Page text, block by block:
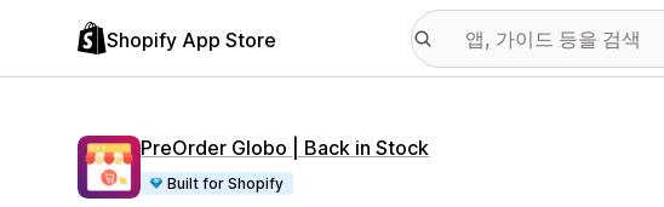
Shopify App Store
PreOrder Globo | Back in Stock
Built for Shopify